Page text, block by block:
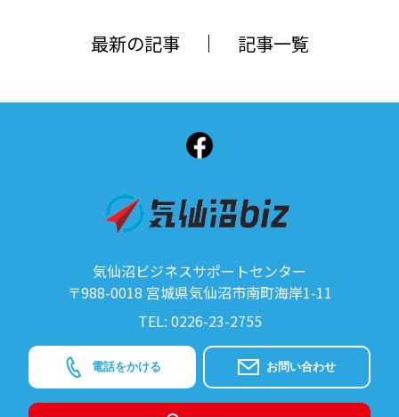
最新の記事 記事一覧
気仙沼ビジネスサポートセンター
〒988-0018 宮城県気仙沼市南町海岸1-11
TEL: 0226-23-2755
電話をかける お問い合わせ